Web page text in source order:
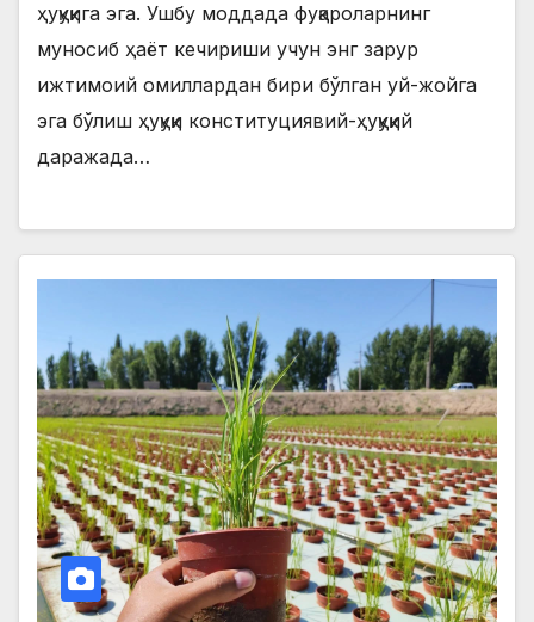
ҳуқуқига эга. Ушбу моддада фуқароларнинг
муносиб ҳаёт кечириши учун энг зарур
ижтимоий омиллардан бири бўлган уй-жойга
эга бўлиш ҳуқуқи конституциявий-ҳуқуқий
даражада…